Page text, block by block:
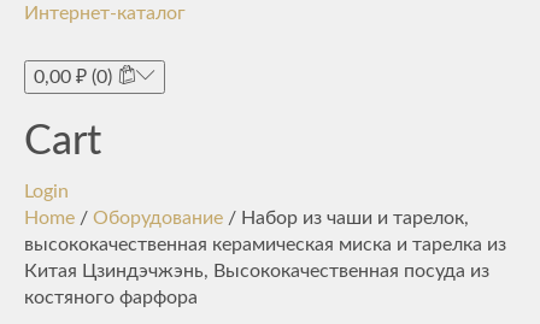
Интернет-каталог
0,00 ₽ (0)
Cart
Login
Home / Оборудование / Набор из чаши и тарелок,
высококачественная керамическая миска и тарелка из
Китая Цзиндэчжэнь, Высококачественная посуда из
костяного фарфора